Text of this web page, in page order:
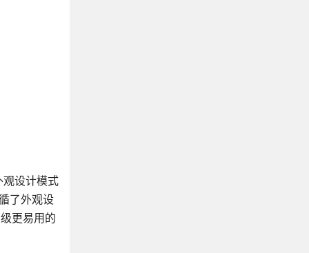
设计模式
了外观设
更易用的